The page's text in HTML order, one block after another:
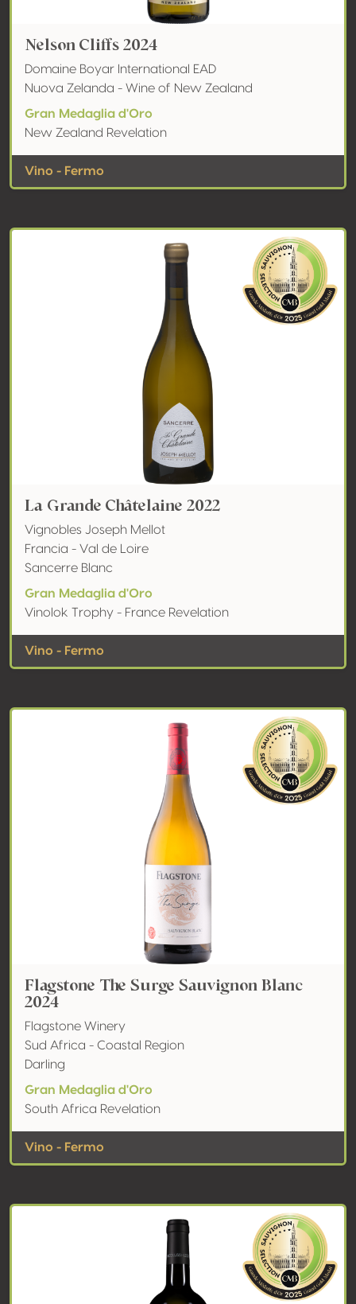
Nelson Cliffs 2024
Domaine Boyar International EAD
Nuova Zelanda - Wine of New Zealand
Gran Medaglia d'Oro
New Zealand Revelation
Vino - Fermo
La Grande Châtelaine 2022
Vignobles Joseph Mellot
Francia - Val de Loire
Sancerre Blanc
Gran Medaglia d'Oro
Vinolok Trophy - France Revelation
Vino - Fermo
Flagstone The Surge Sauvignon Blanc
2024
Flagstone Winery
Sud Africa - Coastal Region
Darling
Gran Medaglia d'Oro
South Africa Revelation
Vino - Fermo